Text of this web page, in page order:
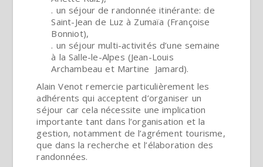
. un séjour de randonnée itinérante: de
Saint-Jean de Luz à Zumaïa (Françoise
Bonniot),
. un séjour multi-activités d’une semaine
à la Salle-le-Alpes (Jean-Louis
Archambeau et Martine Jamard).
Alain Venot remercie particulièrement les
adhérents qui acceptent d’organiser un
séjour car cela nécessite une implication
importante tant dans l’organisation et la
gestion, notamment de l’agrément tourisme,
que dans la recherche et l’élaboration des
randonnées.